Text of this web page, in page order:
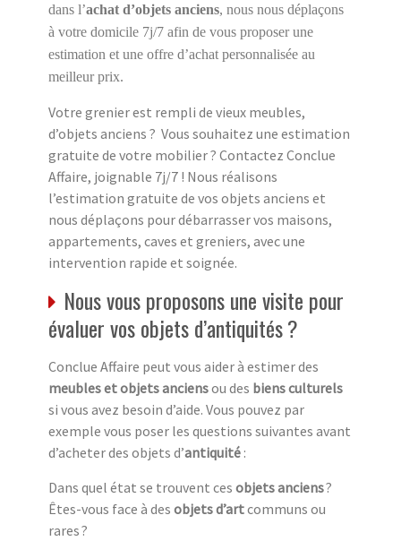
dans l’achat d’objets anciens, nous nous déplaçons
à votre domicile 7j/7 afin de vous proposer une
estimation et une offre d’achat personnalisée au
meilleur prix.
Votre grenier est rempli de vieux meubles,
d’objets anciens ? Vous souhaitez une estimation
gratuite de votre mobilier ? Contactez Conclue
Affaire, joignable 7j/7 ! Nous réalisons
l’estimation gratuite de vos objets anciens et
nous déplaçons pour débarrasser vos maisons,
appartements, caves et greniers, avec une
intervention rapide et soignée.
Nous vous proposons une visite pour
évaluer vos objets d’antiquités ?
Conclue Affaire peut vous aider à estimer des
meubles et objets anciensou des biens culturels
si vous avez besoin d’aide. Vous pouvez par
exemple vous poser les questions suivantes avant
d’acheter des objets d’antiquité :
Dans quel état se trouvent ces objets anciens?
Êtes-vous face à des objets d’artcommuns ou
rares ?